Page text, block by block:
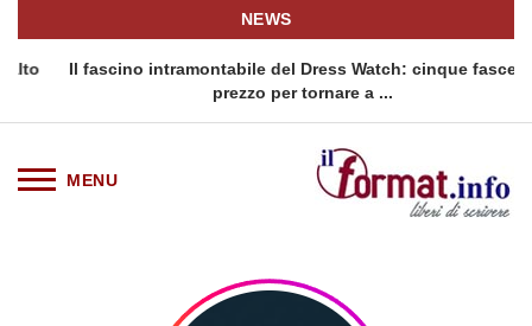
NEWS
Il fascino intramontabile del Dress Watch: cinque fasce di
prezzo per tornare a ...